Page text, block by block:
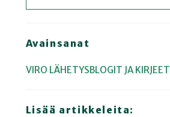
Avainsanat
VIRO LÄHETYSBLOGIT JA KIRJEET
Lisää artikkeleita: